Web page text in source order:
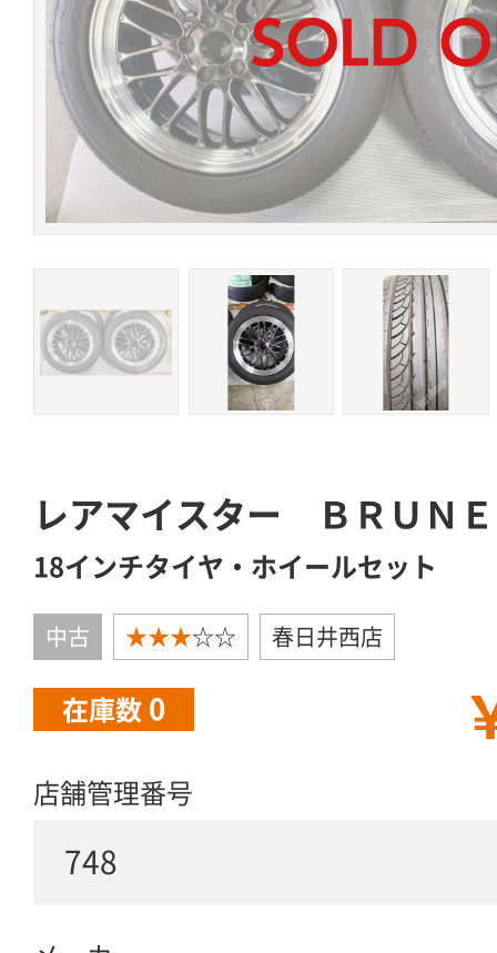
レアマイスター ＢＲＵＮ
18インチタイヤ・ホイールセット
中古 ★★★☆☆ 春日井西店
在庫数 0
店舗管理番号
748